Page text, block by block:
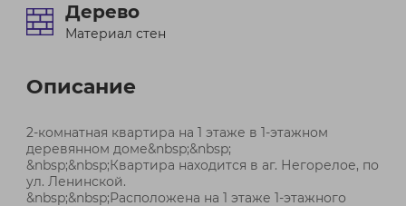
Дерево
Материал стен
Описание
2-комнатная квартира на 1 этаже в 1-этажном
деревянном доме&nbsp;&nbsp;
&nbsp;&nbsp;Квартира находится в аг. Негорелое, по
ул. Ленинской.
&nbsp;&nbsp;Расположена на 1 этаже 1-этажного